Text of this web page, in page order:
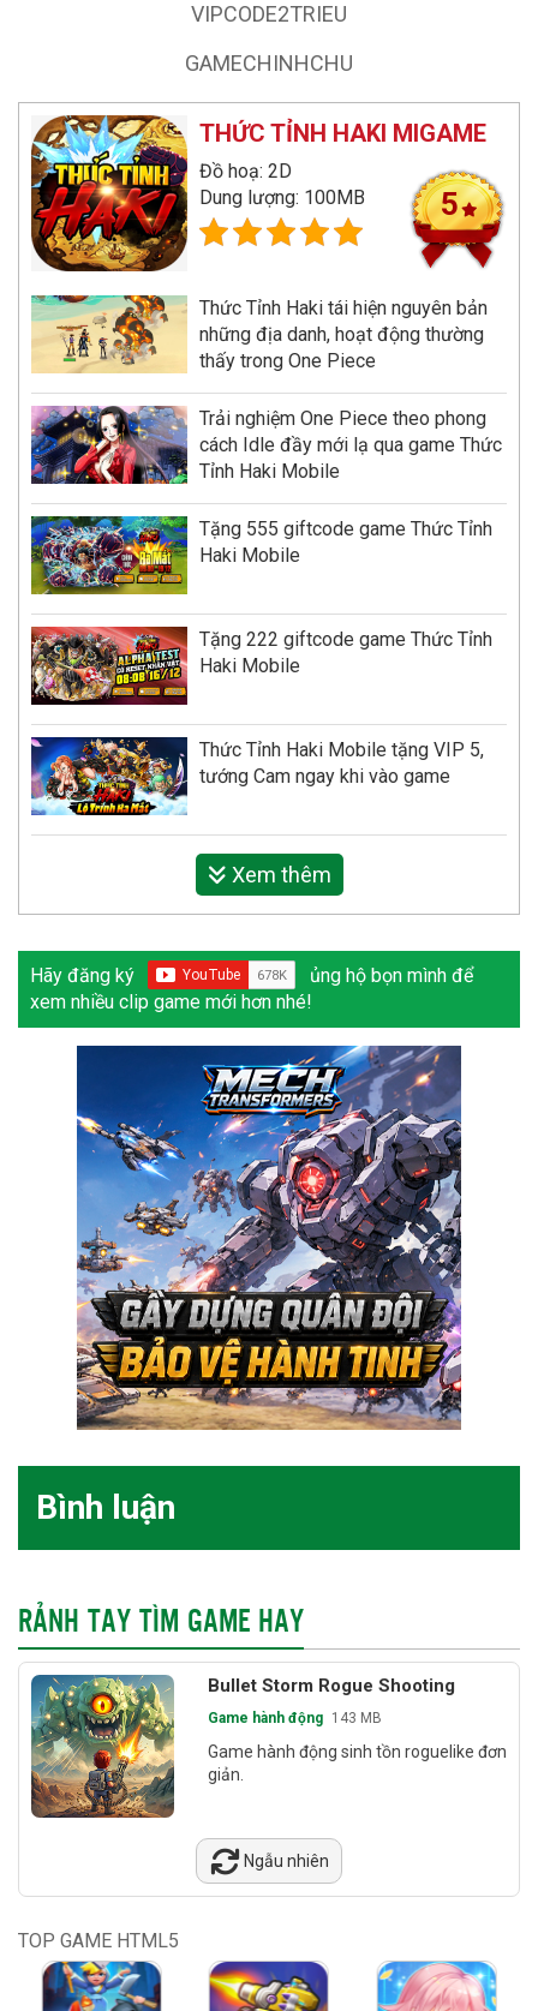
VIPCODE2TRIEU
GAMECHINHCHU
THỨC TỈNH HAKI MIGAME
Đồ hoạ: 2D
Dung lượng: 100MB
5
Thức Tỉnh Haki tái hiện nguyên bản
những địa danh, hoạt động thường
thấy trong One Piece
Trải nghiệm One Piece theo phong
cách Idle đầy mới lạ qua game Thức
Tỉnh Haki Mobile
Tặng 555 giftcode game Thức Tỉnh
Haki Mobile
Tặng 222 giftcode game Thức Tỉnh
Haki Mobile
Thức Tỉnh Haki Mobile tặng VIP 5,
tướng Cam ngay khi vào game
Xem thêm
Hãy đăng ký
ủng hộ bọn mình để
xem nhiều clip game mới hơn nhé!
Bình luận
RẢNH TAY TÌM GAME HAY
Bullet Storm Rogue Shooting
Game hành động 143 MB
Game hành động sinh tồn roguelike đơn
giản.
Ngẫu nhiên
TOP GAME HTML5